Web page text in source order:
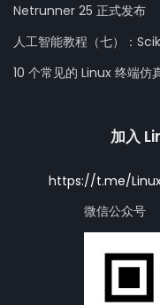
Netrunner 25 正式发布
人工智能教程（七）：
10 个常见的 Linux 终端仿
加入
https://t.me/
微信公众号